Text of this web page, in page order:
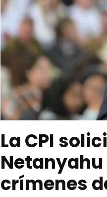
La CPI
crímenes